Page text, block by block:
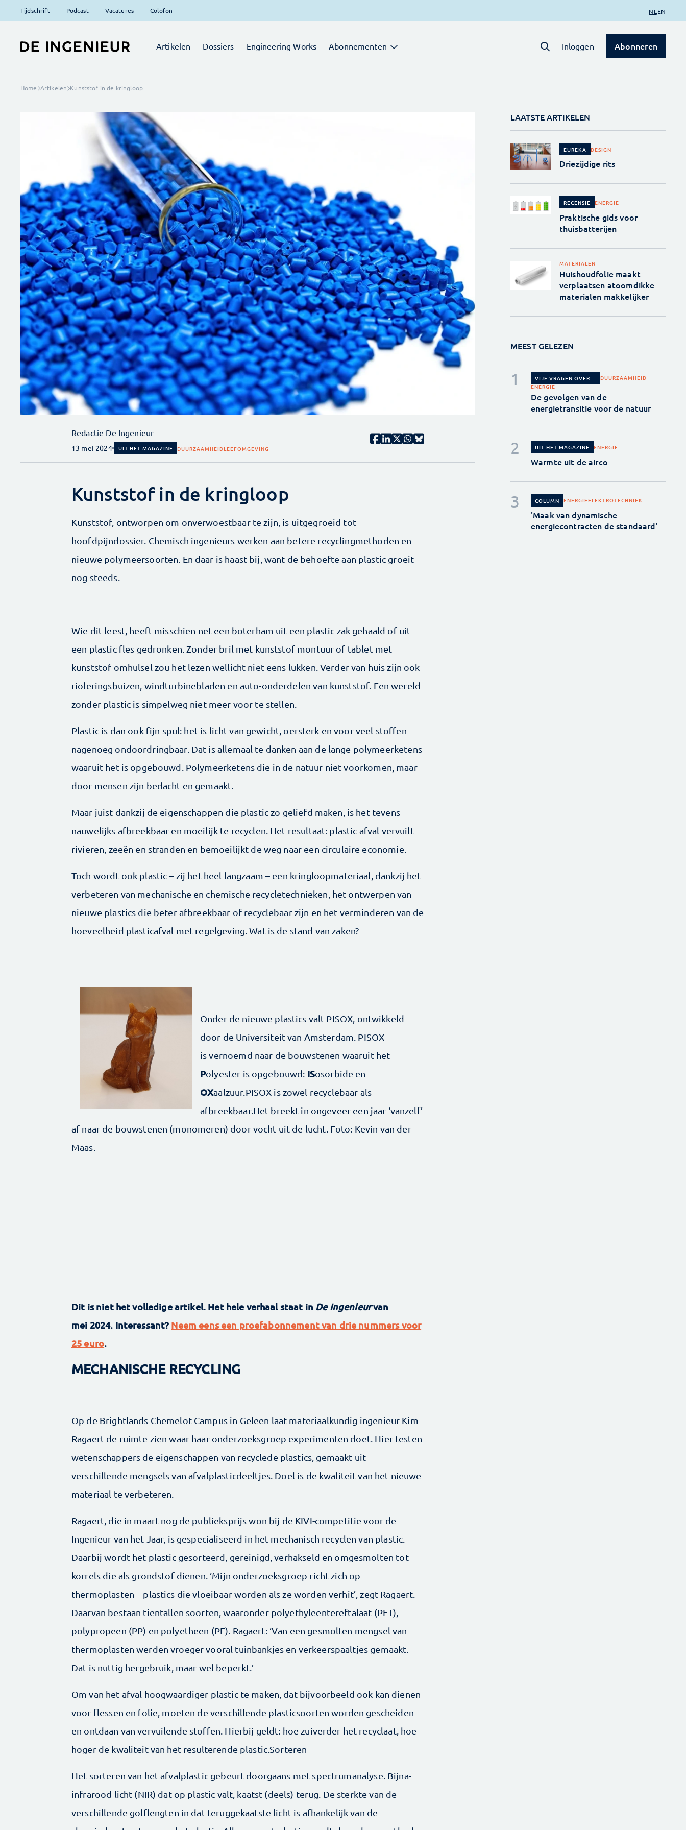
Tijdschrift Podcast Vacatures Colofon NL EN
Artikelen Dossiers Engineering Works Abonnementen Inloggen Abonneren
Home Artikelen Kunststof in de kringloop
Redactie De Ingenieur
13 mei 2024 UIT HET MAGAZINE DUURZAAMHEIDLEEFOMGEVING
Kunststof in de kringloop
Kunststof, ontworpen om onverwoestbaar te zijn, is uitgegroeid tot
hoofdpijndossier. Chemisch ingenieurs werken aan betere recyclingmethoden en
nieuwe polymeersoorten. En daar is haast bij, want de behoefte aan plastic groeit
nog steeds.
Wie dit leest, heeft misschien net een boterham uit een plastic zak gehaald of uit
een plastic fles gedronken. Zonder bril met kunststof montuur of tablet met
kunststof omhulsel zou het lezen wellicht niet eens lukken. Verder van huis zijn ook
rioleringsbuizen, windturbinebladen en auto-onderdelen van kunststof. Een wereld
zonder plastic is simpelweg niet meer voor te stellen.
Plastic is dan ook fijn spul: het is licht van gewicht, oersterk en voor veel stoffen
nagenoeg ondoordringbaar. Dat is allemaal te danken aan de lange polymeerketens
waaruit het is opgebouwd. Polymeerketens die in de natuur niet voorkomen, maar
door mensen zijn bedacht en gemaakt.
Maar juist dankzij de eigenschappen die plastic zo geliefd maken, is het tevens
nauwelijks afbreekbaar en moeilijk te recyclen. Het resultaat: plastic afval vervuilt
rivieren, zeeën en stranden en bemoeilijkt de weg naar een circulaire economie.
Toch wordt ook plastic – zij het heel langzaam – een kringloopmateriaal, dankzij het
verbeteren van mechanische en chemische recycletechnieken, het ontwerpen van
nieuwe plastics die beter afbreekbaar of recyclebaar zijn en het verminderen van de
hoeveelheid plasticafval met regelgeving. Wat is de stand van zaken?
Onder de nieuwe plastics valt PISOX, ontwikkeld
door de Universiteit van Amsterdam. PISOX
is vernoemd naar de bouwstenen waaruit het
Polyester is opgebouwd: ISosorbide en
OXaalzuur.PISOX is zowel recyclebaar als
afbreekbaar.Het breekt in ongeveer een jaar ‘vanzelf’
af naar de bouwstenen (monomeren) door vocht uit de lucht. Foto: Kevin van der
Maas.
Dit is niet het volledige artikel. Het hele verhaal staat in De Ingenieurvan
mei 2024. Interessant? Neem eens een proefabonnement van drie nummers voor
25 euro.
MECHANISCHE RECYCLING
Op de Brightlands Chemelot Campus in Geleen laat materiaalkundig ingenieur Kim
Ragaert de ruimte zien waar haar onderzoeksgroep experimenten doet. Hier testen
wetenschappers de eigenschappen van recyclede plastics, gemaakt uit
verschillende mengsels van afvalplasticdeeltjes. Doel is de kwaliteit van het nieuwe
materiaal te verbeteren.
Ragaert, die in maart nog de publieksprijs won bij de KIVI-competitie voor de
Ingenieur van het Jaar, is gespecialiseerd in het mechanisch recyclen van plastic.
Daarbij wordt het plastic gesorteerd, gereinigd, verhakseld en omgesmolten tot
korrels die als grondstof dienen. ‘Mijn onderzoeksgroep richt zich op
thermoplasten – plastics die vloeibaar worden als ze worden verhit’, zegt Ragaert.
Daarvan bestaan tientallen soorten, waaronder polyethyleentereftalaat (PET),
polypropeen (PP) en polyetheen (PE). Ragaert: ‘Van een gesmolten mengsel van
thermoplasten werden vroeger vooral tuinbankjes en verkeerspaaltjes gemaakt.
Dat is nuttig hergebruik, maar wel beperkt.’
Om van het afval hoogwaardiger plastic te maken, dat bijvoorbeeld ook kan dienen
voor flessen en folie, moeten de verschillende plasticsoorten worden gescheiden
en ontdaan van vervuilende stoffen. Hierbij geldt: hoe zuiverder het recyclaat, hoe
hoger de kwaliteit van het resulterende plastic.Sorteren
Het sorteren van het afvalplastic gebeurt doorgaans met spectrumanalyse. Bijna-
infrarood licht (NIR) dat op plastic valt, kaatst (deels) terug. De sterkte van de
verschillende golflengten in dat teruggekaatste licht is afhankelijk van de
LAATSTE ARTIKELEN
EUREKA DESIGN
Driezijdige rits
RECENSIE ENERGIE
Praktische gids voor
thuisbatterijen
MATERIALEN
Huishoudfolie maakt
verplaatsen atoomdikke
materialen makkelijker
MEEST GELEZEN
VIJF VRAGEN OVER...
DUURZAAMHEID
ENERGIE
De gevolgen van de
energietransitie voor de natuur
UIT HET MAGAZINE ENERGIE
Warmte uit de airco
COLUMN ENERGIEELEKTROTECHNIEK
'Maak van dynamische
energiecontracten de standaard'